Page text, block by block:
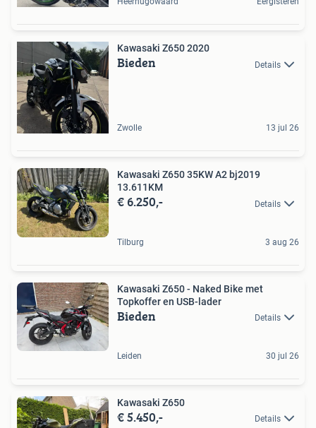
Kawasaki Z650 2020
Bieden Details
Zwolle 13 jul 26
Kawasaki Z650 35KW A2 bj2019
13.611KM
€ 6.250,- Details
Tilburg 3 aug 26
Kawasaki Z650 - Naked Bike met
Topkoffer en USB-lader
Bieden Details
Leiden 30 jul 26
Kawasaki Z650
€ 5.450,- Details